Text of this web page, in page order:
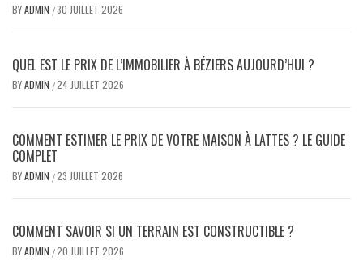
BYADMIN /30 JUILLET 2026
QUEL EST LE PRIX DE L’IMMOBILIER À BÉZIERS AUJOURD’HUI ?
BYADMIN /24 JUILLET 2026
COMMENT ESTIMER LE PRIX DE VOTRE MAISON À LATTES ? LE GUIDE
COMPLET
BYADMIN /23 JUILLET 2026
COMMENT SAVOIR SI UN TERRAIN EST CONSTRUCTIBLE ?
BYADMIN /20 JUILLET 2026